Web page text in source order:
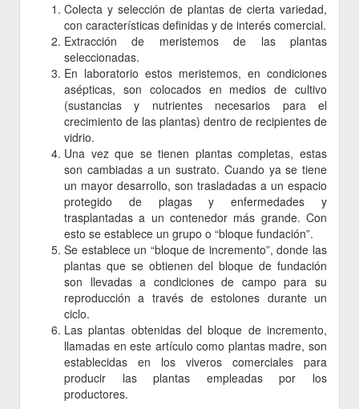
Colecta y selección de plantas de cierta variedad,
con características definidas y de interés comercial.
Extracción de meristemos de las plantas
seleccionadas.
En laboratorio estos meristemos, en condiciones
asépticas, son colocados en medios de cultivo
(sustancias y nutrientes necesarios para el
crecimiento de las plantas) dentro de recipientes de
vidrio.
Una vez que se tienen plantas completas, estas
son cambiadas a un sustrato. Cuando ya se tiene
un mayor desarrollo, son trasladadas a un espacio
protegido de plagas y enfermedades y
trasplantadas a un contenedor más grande. Con
esto se establece un grupo o “bloque fundación”.
Se establece un “bloque de incremento”, donde las
plantas que se obtienen del bloque de fundación
son llevadas a condiciones de campo para su
reproducción a través de estolones durante un
ciclo.
Las plantas obtenidas del bloque de incremento,
llamadas en este artículo como plantas madre, son
establecidas en los viveros comerciales para
producir las plantas empleadas por los
productores.